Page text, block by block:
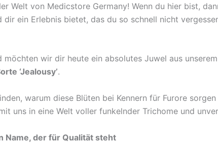
Welt von Medicstore Germany! Wenn du hier bist,
dir ein Erlebnis bietet, das du so schnell nicht
möchten wir dir heute ein absolutes Juwel aus
‘Jealousy’.
warum diese Blüten bei Kennern für Furore
uns in eine Welt voller funkelnder Trichome und
Name, der für Qualität steht